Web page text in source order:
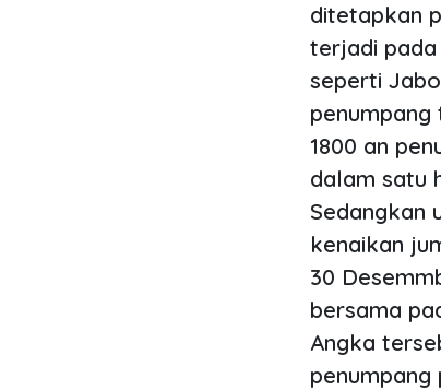
ditetapkan
terjadi pada
seperti
1800 an
dalam satu
Sedangkan
kenaikan
30
bersama
Angka
penumpang